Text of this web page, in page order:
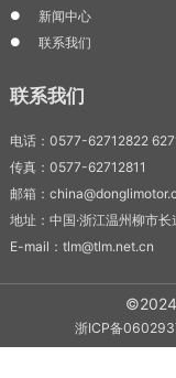
新闻中心
联系我们
联系我们
电话：0577-62712822
传真：0577-62712811
邮箱：
地址：中国·浙江温州柳市
E-mail：tlm@tlm.net.cn
©2024
浙ICP备